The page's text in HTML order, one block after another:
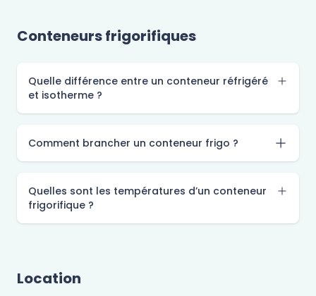
Conteneurs frigorifiques
Quelle différence entre un conteneur réfrigéré
et isotherme ?
Comment brancher un conteneur frigo ?
Quelles sont les températures d’un conteneur
frigorifique ?
Location